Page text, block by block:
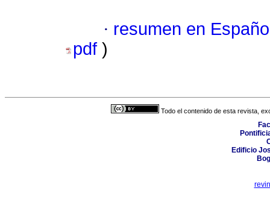
· resumen en
pdf )
Todo el contenido de esta revista,
Edificio